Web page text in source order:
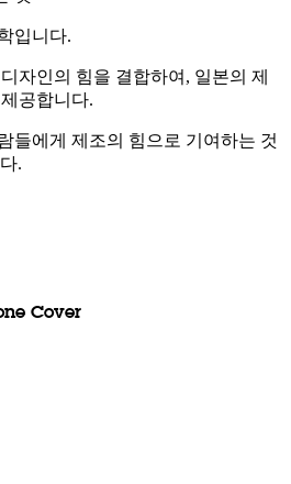
입니다.
자인의 힘을 결합하여, 일본의 제
공합니다.
들에게 제조의 힘으로 기여하는 것
.
Cover